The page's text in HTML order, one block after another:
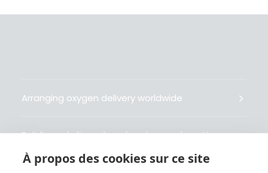
Arranging oxygen delivery worldwide
Fait livrer de l’oxygène dans le monde entier
À propos des cookies sur ce site